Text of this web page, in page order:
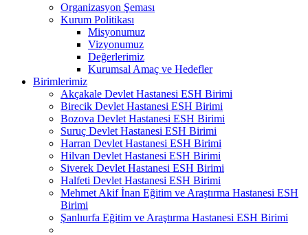
Organizasyon Şeması
Kurum Politikası
Misyonumuz
Vizyonumuz
Değerlerimiz
Kurumsal Amaç ve Hedefler
Birimlerimiz
Akçakale Devlet Hastanesi ESH Birimi
Birecik Devlet Hastanesi ESH Birimi
Bozova Devlet Hastanesi ESH Birimi
Suruç Devlet Hastanesi ESH Birimi
Harran Devlet Hastanesi ESH Birimi
Hilvan Devlet Hastanesi ESH Birimi
Siverek Devlet Hastanesi ESH Birimi
Halfeti Devlet Hastanesi ESH Birimi
Mehmet Akif İnan Eğitim ve Araştırma Hastanesi ESH
Birimi
Şanlıurfa Eğitim ve Araştırma Hastanesi ESH Birimi